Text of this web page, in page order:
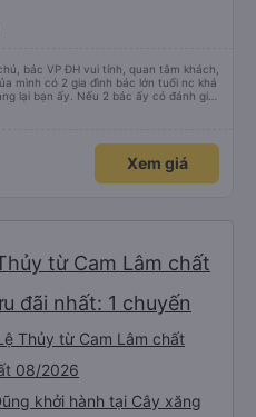
bác VP ĐH vui tính, quan tâm khách,
lại bạn ấy. Nếu 2 bác ấy có đánh giá
nhở rất đúng. 2 bác nói rất to. To
bạn ấy liên hệ sđt của mình, mình hỗ
ngày 16/1. À các bạn nữ lễ tân xinh
xong còn note là (một mình) yêu
Xem giá
từ Cam Lâm chất
đãi nhất: 1 chuyến
Thủy từ Cam Lâm chất
08/2026
khởi hành tại Cây xăng